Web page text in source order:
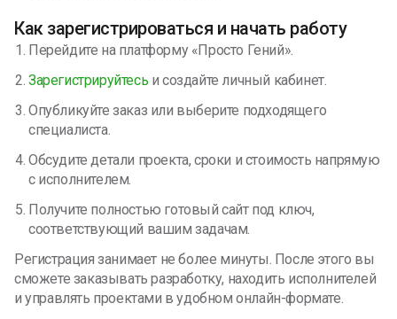
Как зарегистрироваться и начать работу
Перейдите на платформу «Просто Гений».
Зарегистрируйтесь и создайте личный кабинет.
Опубликуйте заказ или выберите подходящего
специалиста.
Обсудите детали проекта, сроки и стоимость напрямую
с исполнителем.
Получите полностью готовый сайт под ключ,
соответствующий вашим задачам.
Регистрация занимает не более минуты. После этого вы
сможете заказывать разработку, находить исполнителей
и управлять проектами в удобном онлайн-формате.